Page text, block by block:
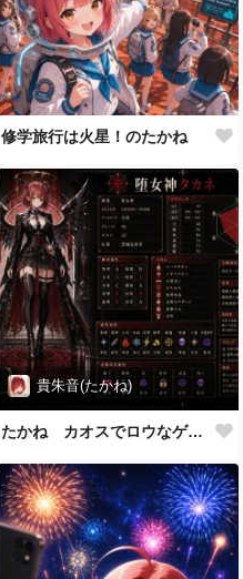
修学旅行は火星！のたかね
貴朱音(たかね)
たかね カオスでロウなゲーム風